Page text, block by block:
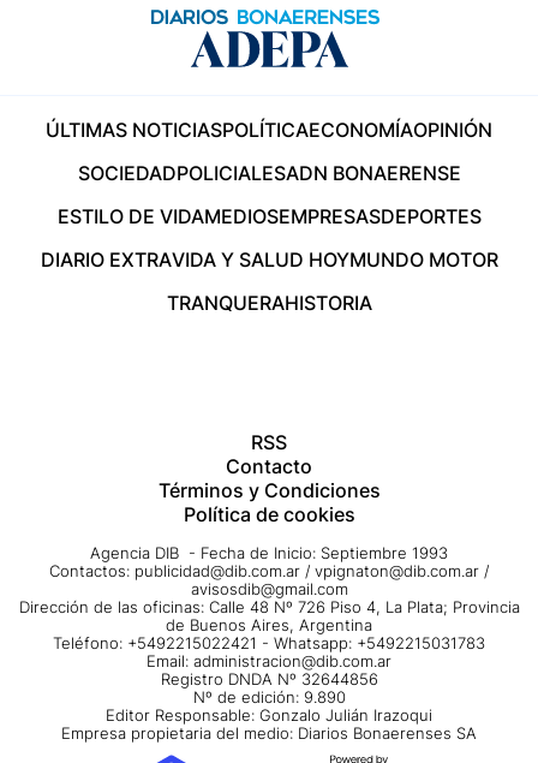
ÚLTIMAS NOTICIASPOLÍTICAECONOMÍAOPINIÓN
SOCIEDADPOLICIALESADN BONAERENSE
ESTILO DE VIDAMEDIOSEMPRESASDEPORTES
DIARIO EXTRAVIDA Y SALUD HOYMUNDO MOTOR
TRANQUERAHISTORIA
RSS
Contacto
Términos y Condiciones
Política de cookies
Agencia DIB - Fecha de Inicio: Septiembre 1993
Contactos: publicidad@dib.com.ar / vpignaton@dib.com.ar /
avisosdib@gmail.com
Dirección de las oficinas: Calle 48 Nº 726 Piso 4, La Plata; Provincia
de Buenos Aires, Argentina
Teléfono: +5492215022421 - Whatsapp: +5492215031783
Email: administracion@dib.com.ar
Registro DNDA Nº 32644856
Nº de edición: 9.890
Editor Responsable: Gonzalo Julián Irazoqui
Empresa propietaria del medio: Diarios Bonaerenses SA